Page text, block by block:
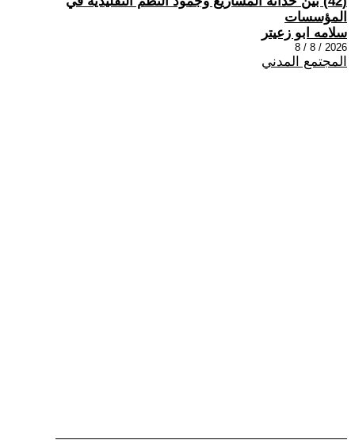
المؤسسات
سلامه ابو زعيتر
2026 / 8 / 8
المجتمع المدني